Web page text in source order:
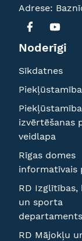
Adrese:
Noderīgi
Sīkdatnes
Piekļūstamība
izvērtēšanas
veidlapa
Rīgas domes
informatīvais
RD
un sporta
departaments
RD Mājokļu